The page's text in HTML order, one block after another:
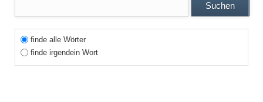
Suchen
finde alle Wörter
finde irgendein Wort